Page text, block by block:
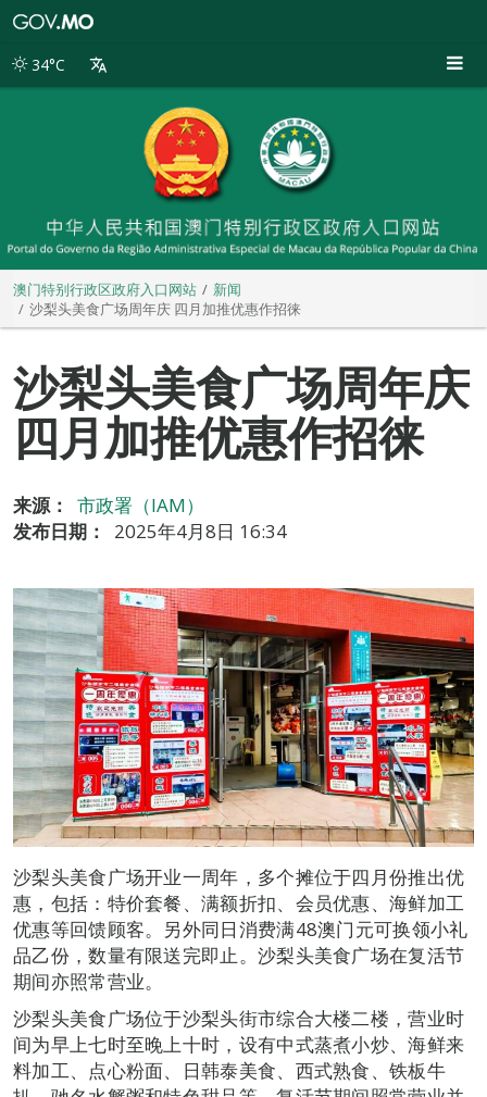
别
34°C
澳门特别行政区政府入口网站
新闻
沙梨头美食广场周年庆 四月加推优惠作招徕
沙梨头美食广场周年庆
四月加推优惠作招徕
来源：
市政署（IAM）
发布日期：
2025年4月8日 16:34
沙梨头美食广场开业一周年，多个摊位于四月份推出优
惠，包括：特价套餐、满额折扣、会员优惠、海鲜加工
优惠等回馈顾客。另外同日消费满48澳门元可换领小礼
品乙份，数量有限送完即止。沙梨头美食广场在复活节
期间亦照常营业。
沙梨头美食广场位于沙梨头街市综合大楼二楼，营业时
间为早上七时至晚上十时，设有中式蒸煮小炒、海鲜来
料加工、点心粉面、日韩泰美食、西式熟食、铁板牛